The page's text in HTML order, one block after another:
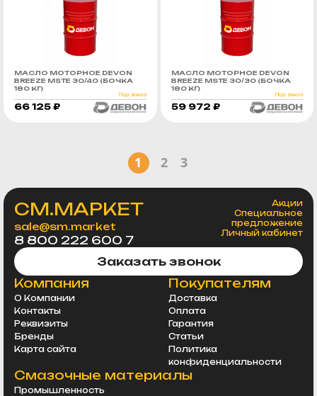
МАСЛО МОТОРНОЕ DEVON
BREEZE MSTE 30/40 (БОЧКА
180 КГ)
Под заказ
66 125 ₽
МАСЛО МОТОРНОЕ DEVON
BREEZE MSTE 30/30 (БОЧКА
180 КГ)
Под заказ
59 972 ₽
1 2 3
СМ.МАРКЕТ
sale@sm.market
8 800 222 600 7
Акции
Специальное
предложение
Личный кабинет
Заказать звонок
Компания
О Компании
Контакты
Реквизиты
Бренды
Карта сайта
Покупателям
Доставка
Оплата
Гарантия
Статьи
Политика
конфиденциальности
Смазочные материалы
Промышленность